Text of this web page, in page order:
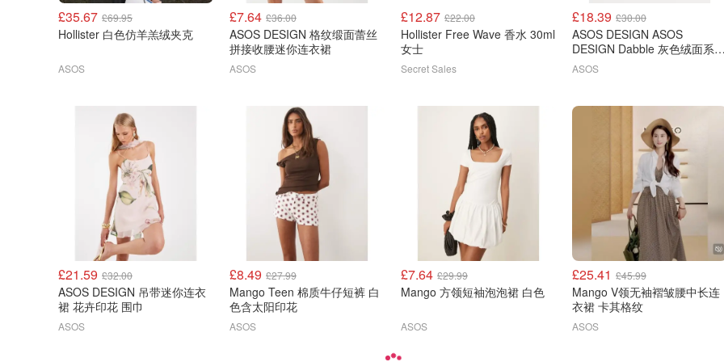
£35.67 £69.95
Hollister 白色仿羊羔绒夹克
ASOS
£7.64 £36.00
ASOS DESIGN 格纹缎面蕾丝
拼接收腰迷你连衣裙
ASOS
£12.87 £22.00
Hollister Free Wave 香水 30ml
女士
Secret Sales
£18.39 £30.00
ASOS DESIGN ASOS
DESIGN Dabble 灰色绒面系
休闲鞋
ASOS
£21.59 £32.00
ASOS DESIGN 吊带迷你连衣
裙 花卉印花 围巾
ASOS
£8.49 £27.99
Mango Teen 棉质牛仔短裤 白
色含太阳印花
ASOS
£7.64 £29.99
Mango 方领短袖泡泡裙 白色
ASOS
£25.41 £45.99
Mango V领无袖褶皱腰中长连
衣裙 卡其格纹
ASOS